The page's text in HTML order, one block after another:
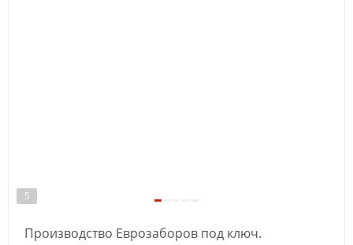
5
Производство Еврозаборов под ключ.